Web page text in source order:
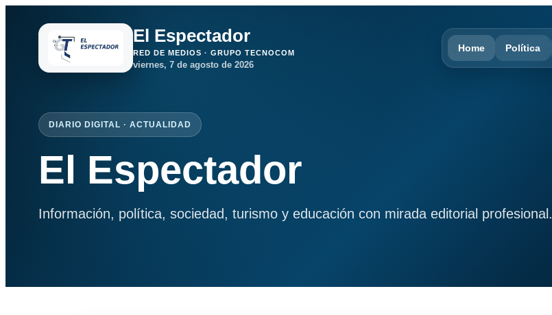
El Espectador
RED DE MEDIOS · GRUPO TECNOCOM
viernes, 7 de agosto de 2026
Home Política
DIARIO DIGITAL · ACTUALIDAD
El Espectador
Información, política, sociedad, turismo y educación con mirada editorial profesional.